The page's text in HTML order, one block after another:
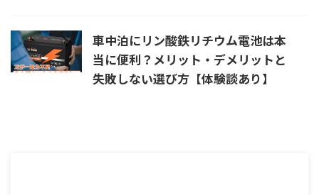
車中泊にリン酸鉄リチウム電池は本
当に便利？メリット・デメリットと
失敗しない選び方【体験談あり】